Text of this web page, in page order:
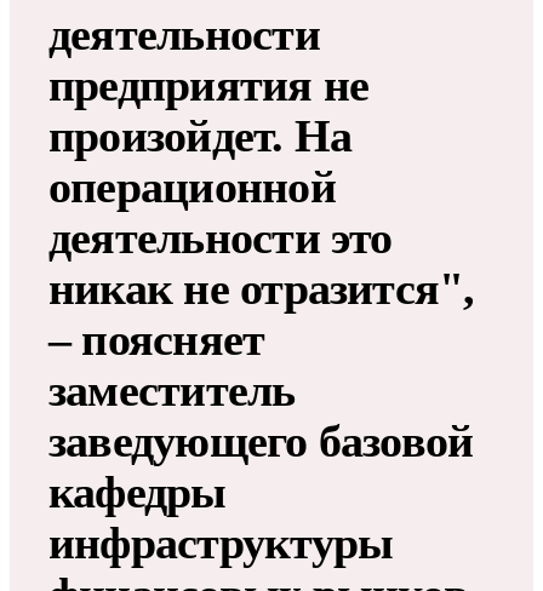
деятельности
предприятия не
произойдет. На
операционной
деятельности это
никак не отразится",
– поясняет
заместитель
заведующего базовой
кафедры
инфраструктуры